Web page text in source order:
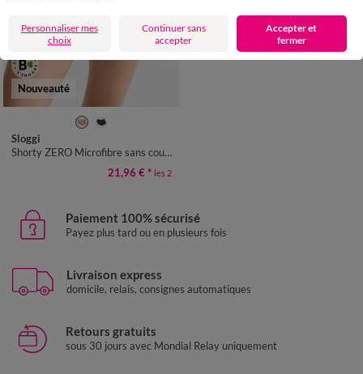
Nouveauté
M L
Sloggi
Shorty ZERO Microfibre sans coutures - lot de 2
21,96 € * les 2
Paiement 100% sécurisé
Payez plus tard ou en plusieurs fois
Livraison express
domicile, relais, consignes automatiques
Retours gratuits
sous 30 jours avec Mondial Relay uniquement
Personnaliser mes
choix
Continuer sans
accepter
Accepter et
fermer